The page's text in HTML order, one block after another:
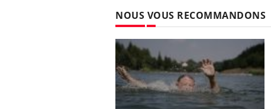
NOUS VOUS RECOMMANDONS